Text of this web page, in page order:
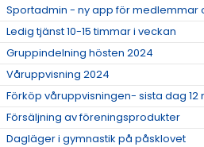
Sportadmin - ny app för medlemmar
Ledig tjänst 10-15 timmar i veckan
Gruppindelning hösten 2024
Våruppvisning 2024
Förköp våruppvisningen- sista dag 12
Försäljning av föreningsprodukter
Dagläger i gymnastik på påsklovet